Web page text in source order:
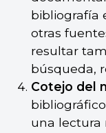
bibliografía
otras
resultar
búsqueda,
Cotejo del
una lectura